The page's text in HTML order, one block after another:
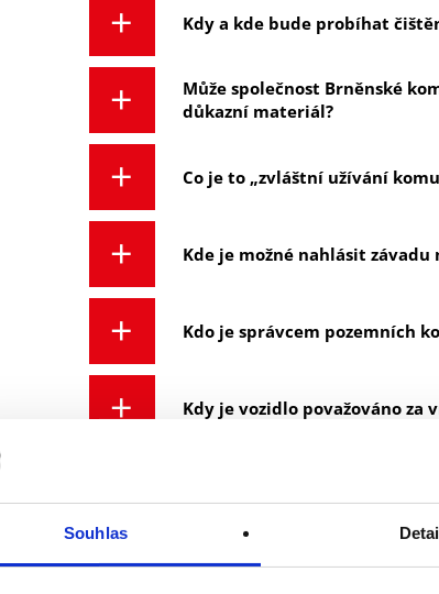
Souhlas
Kdy a kde bude probíhat
Může společnost Brněnské
důkazní materiál?
Co je to „zvláštní užívání
Kde je možné nahlásit závadu
Kdo je správcem pozemních
Kdy je vozidlo považováno
Co je to kauce v souvislosti se